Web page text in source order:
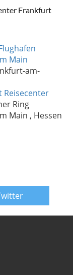
Frankfurt
Main
am-
Reisecenter
Ring
Main , Hessen